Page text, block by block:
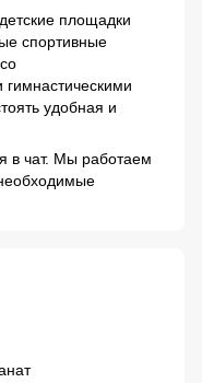
площадки
спортивные
гимнастическими
удобная и
в чат. Мы работаем